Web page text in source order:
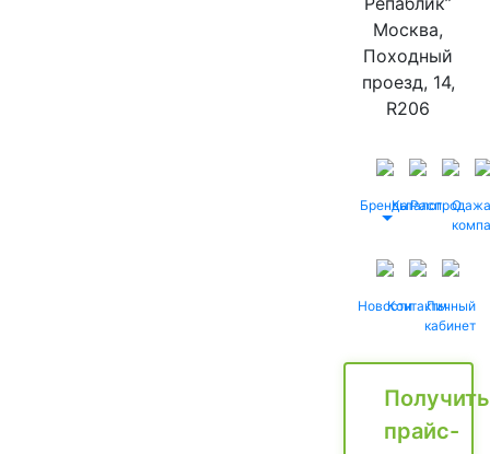
Москва,
Походный
проезд, 14,
R206
БрендыКаталог
Распродажа
О
НовостиКонтактыЛичный
кабинет
Получить
прайс-